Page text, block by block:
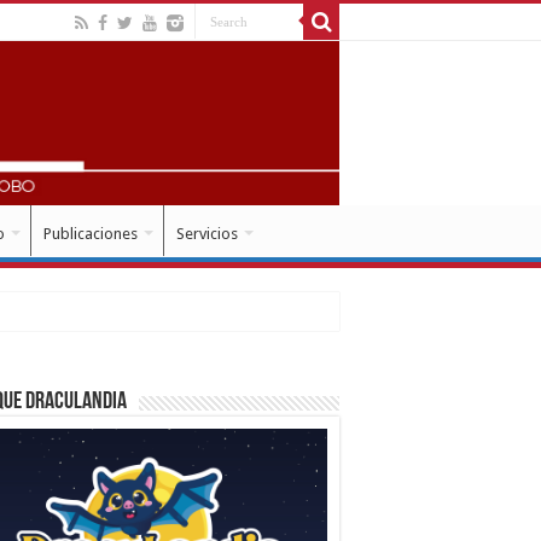
Publicaciones Servicios
Draculandia